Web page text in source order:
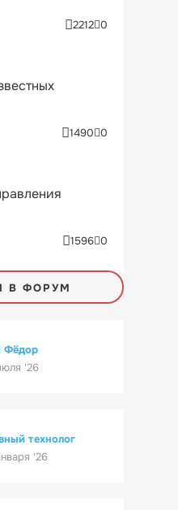
2212 0
1490 0
1596 0
В ФОРУМ
'26
технолог
'26